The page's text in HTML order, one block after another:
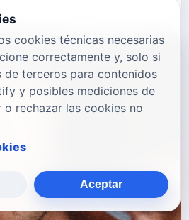
cookies técnicas necesarias
correctamente y, solo si
de terceros para contenidos
y posibles mediciones de
o rechazar las cookies no
Aceptar